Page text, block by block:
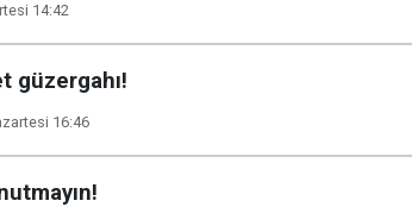
14:42
güzergahı!
16:46